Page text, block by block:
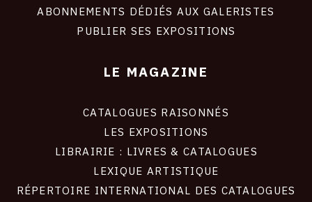
ABONNEMENTS DÉDIÉS AUX GALERISTES
PUBLIER SES EXPOSITIONS
LE MAGAZINE
CATALOGUES RAISONNÉS
LES EXPOSITIONS
LIBRAIRIE : LIVRES & CATALOGUES
LEXIQUE ARTISTIQUE
RÉPERTOIRE INTERNATIONAL DES CATALOGUES